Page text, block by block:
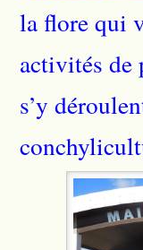
la flore qui
activités de
s’y